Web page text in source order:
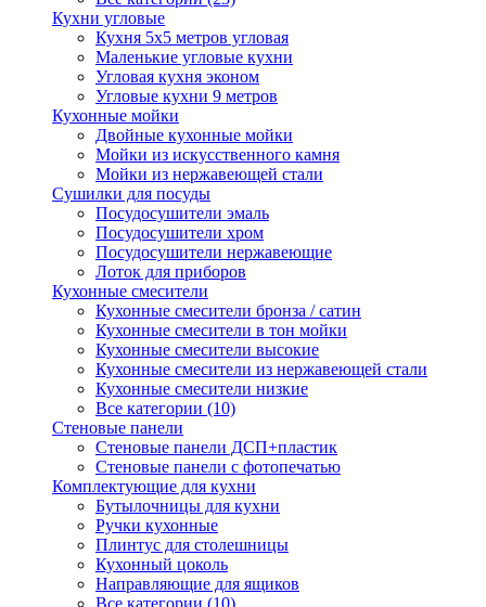
Кухни угловые
Кухня 5х5 метров угловая
Маленькие угловые кухни
Угловая кухня эконом
Угловые кухни 9 метров
Кухонные мойки
Двойные кухонные мойки
Мойки из искусственного камня
Мойки из нержавеющей стали
Сушилки для посуды
Посудосушители эмаль
Посудосушители хром
Посудосушители нержавеющие
Лоток для приборов
Кухонные смесители
Кухонные смесители бронза / сатин
Кухонные смесители в тон мойки
Кухонные смесители высокие
Кухонные смесители из нержавеющей стали
Кухонные смесители низкие
Все категории (10)
Стеновые панели
Стеновые панели ДСП+пластик
Стеновые панели с фотопечатью
Комплектующие для кухни
Бутылочницы для кухни
Ручки кухонные
Плинтус для столешницы
Кухонный цоколь
Направляющие для ящиков
Все категории (10)